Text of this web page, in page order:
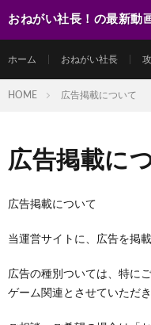
おねがい社長！の最新動
ホーム おねがい社長
HOME 広告掲載について
広告掲載に
広告掲載について
当運営サイトに、広告を掲
広告の種別ついては、特に
ゲーム関連とさせていただ